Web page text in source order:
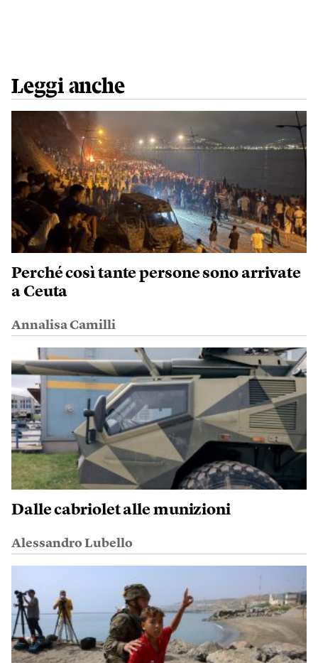
Leggi anche
Perché così tante persone sono arrivate
a Ceuta
Annalisa Camilli
Dalle cabriolet alle munizioni
Alessandro Lubello